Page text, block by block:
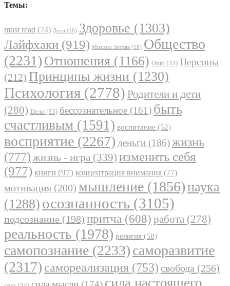
Темы:
must read (74) Дети (16) Здоровье (1303)
Лайфхаки (919) Михаил Литвак (18) Общество
(2231) Отношения (1166) Ошо (33) Персоны
(212) Принципы жизни (1230)
Психология (2778) Родители и дети
(280) Цели (33) бессознательное (161) быть
счастливым (1591) воспитание (52)
восприятие (2267) деньги (186)жизнь
(777) жизнь - игра (339) изменить себя
(977) книги (97) концентрация внимания (77)
мотивация (200) мышление (1856)наука
(1288) осознанность (3105)
подсознание (198) притча (608) работа (278)
реальность (1978) религия (58)
самопознание (2233)саморазвитие
(2317) самореализация (753) свобода (256)